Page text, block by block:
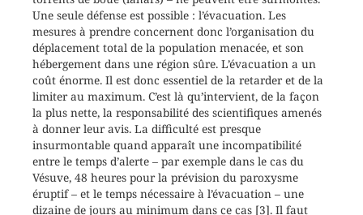
Une seule défense est possible : l’évacuation. Les
mesures à prendre concernent donc l’organisation du
déplacement total de la population menacée, et son
hébergement dans une région sûre. L’évacuation a un
coût énorme. Il est donc essentiel de la retarder et de la
limiter au maximum. C’est là qu’intervient, de la façon
la plus nette, la responsabilité des scientifiques amenés
à donner leur avis. La difficulté est presque
insurmontable quand apparaît une incompatibilité
entre le temps d’alerte – par exemple dans le cas du
Vésuve, 48 heures pour la prévision du paroxysme
éruptif – et le temps nécessaire à l’évacuation – une
dizaine de jours au minimum dans ce cas [3]. Il faut